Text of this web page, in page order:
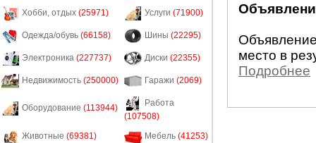
Хобби, отдых (25971) Услуги (71900)
Одежда/обувь (66158) Шины (22295)
Электроника (227737) Диски (22355)
Недвижимость (250000) Гаражи (2069)
Оборудование (113944)
Работа
(107508)
Животные (69381) Мебель (41253)
место в
Подробнее